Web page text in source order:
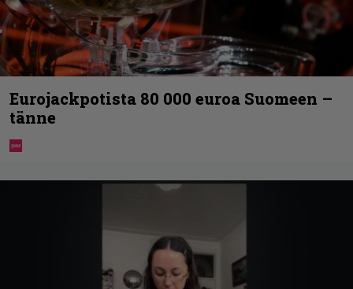
Eurojackpotista 80 000 euroa Suomeen –
tänne